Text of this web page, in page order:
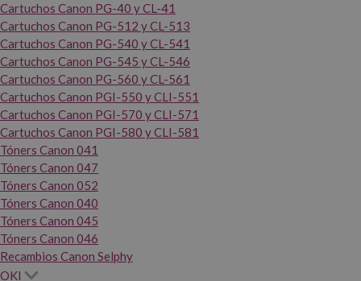
Cartuchos Canon PG-40 y CL-41
Cartuchos Canon PG-512 y CL-513
Cartuchos Canon PG-540 y CL-541
Cartuchos Canon PG-545 y CL-546
Cartuchos Canon PG-560 y CL-561
Cartuchos Canon PGI-550 y CLI-551
Cartuchos Canon PGI-570 y CLI-571
Cartuchos Canon PGI-580 y CLI-581
Tóners Canon 041
Tóners Canon 047
Tóners Canon 052
Tóners Canon 040
Tóners Canon 045
Tóners Canon 046
Recambios Canon Selphy
OKI